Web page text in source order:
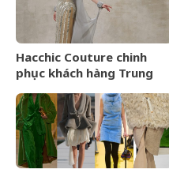
Hacchic Couture chinh
phục khách hàng Trung
thảo